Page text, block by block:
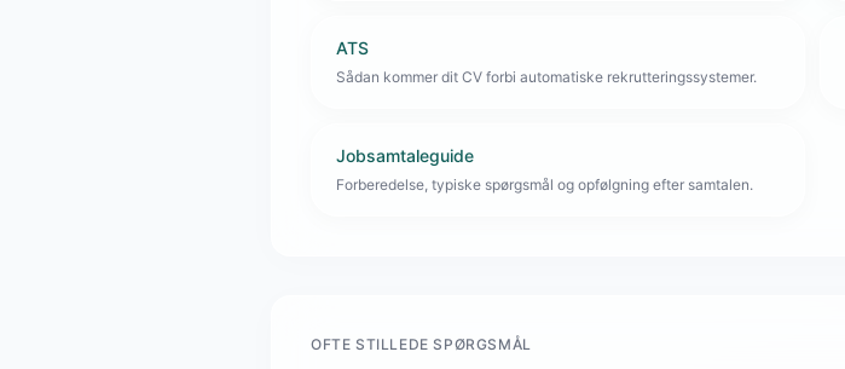
ATS
Sådan kommer dit CV forbi automatiske rekrutteringssystemer.
Jobsamtaleguide
Forberedelse, typiske spørgsmål og opfølgning efter samtalen.
OFTE STILLEDE SPØRGSMÅL